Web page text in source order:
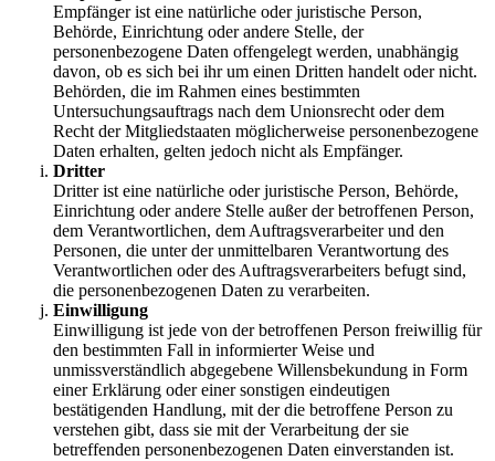
Empfänger ist eine natürliche oder juristische Person,
Behörde, Einrichtung oder andere Stelle, der
personenbezogene Daten offengelegt werden, unabhängig
davon, ob es sich bei ihr um einen Dritten handelt oder nicht.
Behörden, die im Rahmen eines bestimmten
Untersuchungsauftrags nach dem Unionsrecht oder dem
Recht der Mitgliedstaaten möglicherweise personenbezogene
Daten erhalten, gelten jedoch nicht als Empfänger.
Dritter
Dritter ist eine natürliche oder juristische Person, Behörde,
Einrichtung oder andere Stelle außer der betroffenen Person,
dem Verantwortlichen, dem Auftragsverarbeiter und den
Personen, die unter der unmittelbaren Verantwortung des
Verantwortlichen oder des Auftragsverarbeiters befugt sind,
die personenbezogenen Daten zu verarbeiten.
Einwilligung
Einwilligung ist jede von der betroffenen Person freiwillig für
den bestimmten Fall in informierter Weise und
unmissverständlich abgegebene Willensbekundung in Form
einer Erklärung oder einer sonstigen eindeutigen
bestätigenden Handlung, mit der die betroffene Person zu
verstehen gibt, dass sie mit der Verarbeitung der sie
betreffenden personenbezogenen Daten einverstanden ist.